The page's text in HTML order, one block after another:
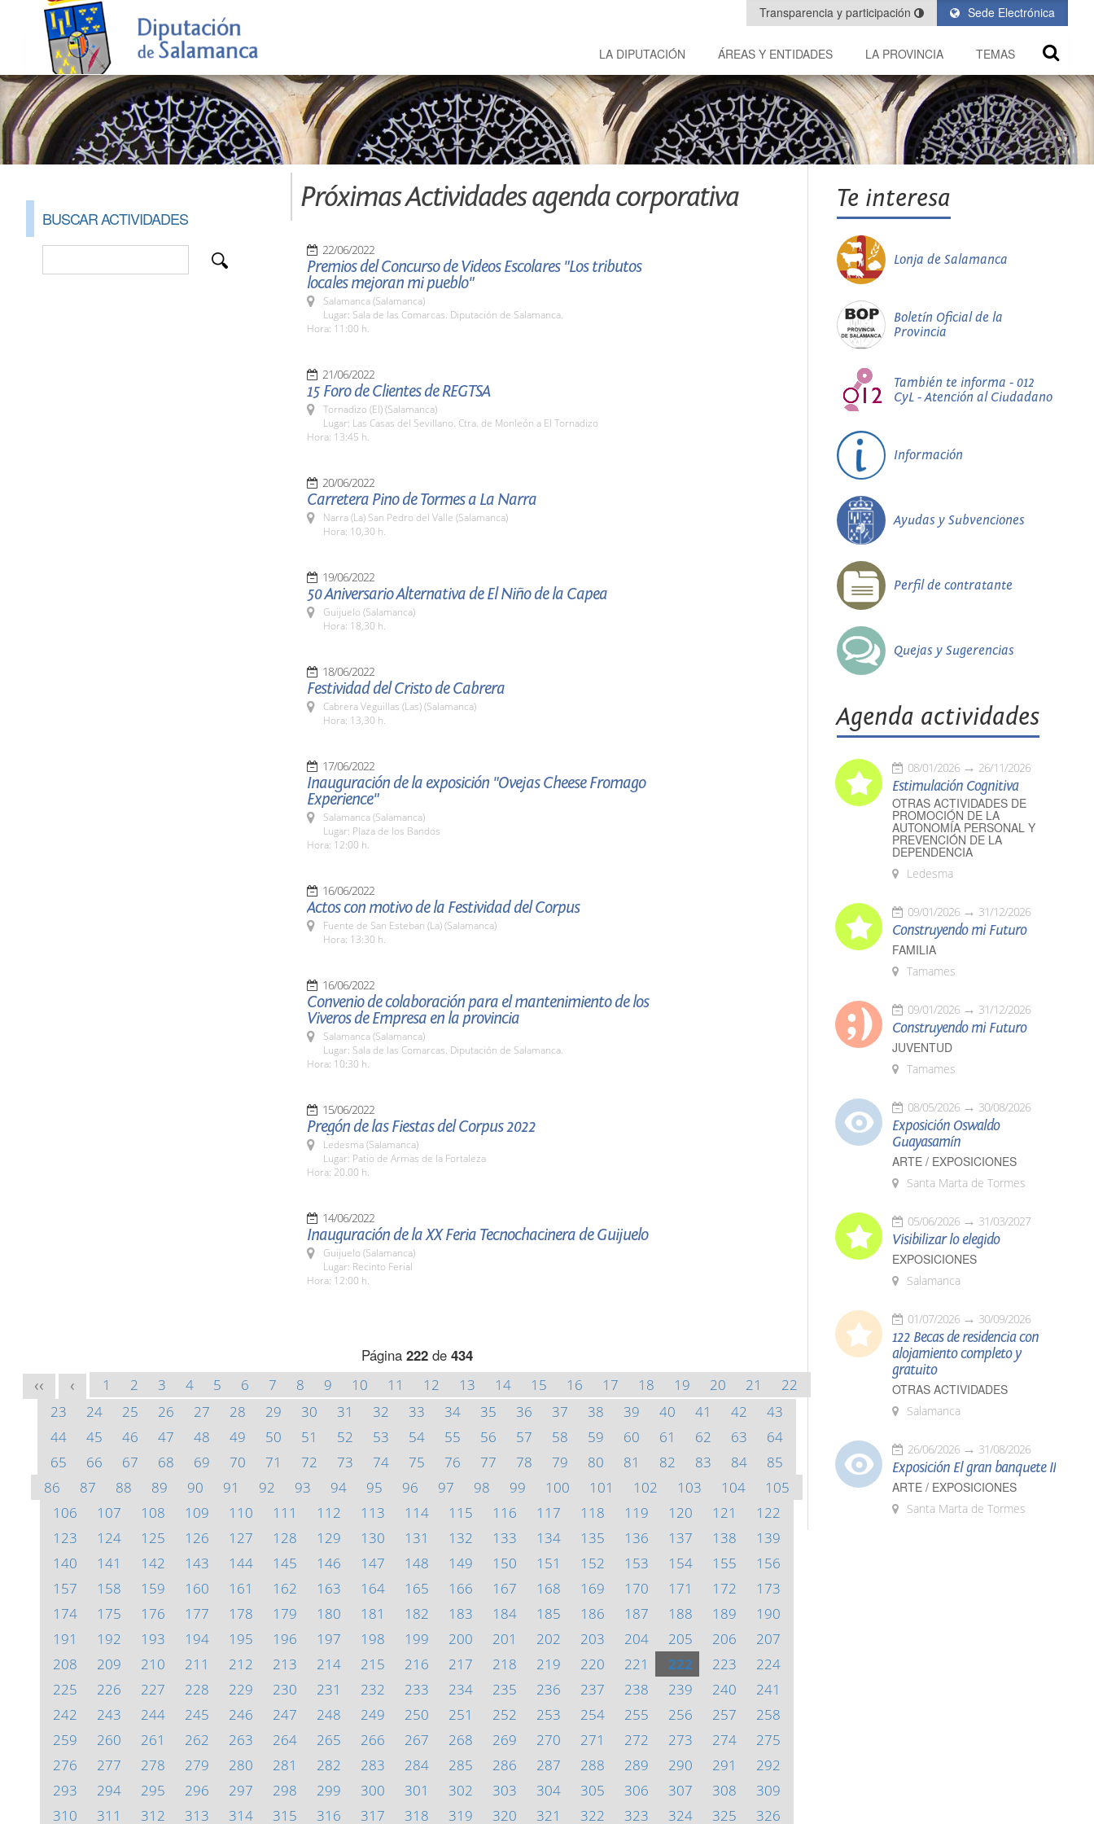
Sede Electrónica
Transparencia y participación
LA DIPUTACIÓN ÁREAS Y ENTIDADES LA PROVINCIA TEMAS
BUSCAR ACTIVIDADES
Próximas Actividades agenda corporativa
22/06/2022
Premios del Concurso de Videos Escolares "Los tributos
locales mejoran mi pueblo"
Salamanca (Salamanca)
Lugar: Sala de las Comarcas. Diputación de Salamanca.
Hora: 11:00 h.
21/06/2022
15 Foro de Clientes de REGTSA
Tornadizo (El) (Salamanca)
Lugar: Las Casas del Sevillano. Ctra. de Monleón a El Tornadizo
Hora: 13:45 h.
20/06/2022
Carretera Pino de Tormes a La Narra
Narra (La) San Pedro del Valle (Salamanca)
Hora: 10,30 h.
19/06/2022
50 Aniversario Alternativa de El Niño de la Capea
Guijuelo (Salamanca)
Hora: 18,30 h.
18/06/2022
Festividad del Cristo de Cabrera
Cabrera Veguillas (Las) (Salamanca)
Hora: 13,30 h.
17/06/2022
Inauguración de la exposición "Ovejas Cheese Fromago
Experience"
Salamanca (Salamanca)
Lugar: Plaza de los Bandos
Hora: 12:00 h.
16/06/2022
Actos con motivo de la Festividad del Corpus
Fuente de San Esteban (La) (Salamanca)
Hora: 13:30 h.
16/06/2022
Convenio de colaboración para el mantenimiento de los
Viveros de Empresa en la provincia
Salamanca (Salamanca)
Lugar: Sala de las Comarcas. Diputación de Salamanca.
Hora: 10:30 h.
15/06/2022
Pregón de las Fiestas del Corpus 2022
Ledesma (Salamanca)
Lugar: Patio de Armas de la Fortaleza
Hora: 20.00 h.
14/06/2022
Inauguración de la XX Feria Tecnochacinera de Guijuelo
Guijuelo (Salamanca)
Lugar: Recinto Ferial
Hora: 12:00 h.
Página 222de 434
<< < 1 2 3 4 5 6 7 8 9 10 11 12 13 14 15 16 17 18 19 20 21
22
23
24 25 26 27 28 29 30 31 32 33 34 35 36 37 38 39 40 41 42
43
44
45 46 47 48 49 50 51 52 53 54 55 56 57 58 59 60 61 62 63
64
65
66 67 68 69 70 71 72 73 74 75 76 77 78 79 80 81 82 83 84
85
86
87 88 89 90 91 92 93 94 95 96 97 98 99 100 101 102 103 104
105
106
107 108 109 110 111 112 113 114 115 116 117 118 119 120 121
122
123
124 125 126 127 128 129 130 131 132 133 134 135 136 137 138
139
140
141 142 143 144 145 146 147 148 149 150 151 152 153 154 155
156
157
158 159 160 161 162 163 164 165 166 167 168 169 170 171 172
173
174
175 176 177 178 179 180 181 182 183 184 185 186 187 188 189
190
191
192 193 194 195 196 197 198 199 200 201 202 203 204 205 206
207
208
209 210 211 212 213 214 215 216 217 218 219 220 221 222 223
224
225
226 227 228 229 230 231 232 233 234 235 236 237 238 239 240
241
242
243 244 245 246 247 248 249 250 251 252 253 254 255 256 257
258
259
260 261 262 263 264 265 266 267 268 269 270 271 272 273 274
275
276
277 278 279 280 281 282 283 284 285 286 287 288 289 290 291
292
293
294 295 296 297 298 299 300 301 302 303 304 305 306 307 308
309
310
311 312 313 314 315 316 317 318 319 320 321 322 323 324 325 326
Te interesa
Lonja de Salamanca
Boletín Oficial de la
Provincia
También te informa - 012
CyL - Atención al Ciudadano
Información
Ayudas y Subvenciones
Perfil de contratante
Quejas y Sugerencias
Agenda actividades
08/01/2026 26/11/2026
Estimulación Cognitiva
OTRAS ACTIVIDADES DE
PROMOCIÓN DE LA
AUTONOMÍA PERSONAL Y
PREVENCIÓN DE LA
DEPENDENCIA
Ledesma
09/01/2026 31/12/2026
Construyendo mi Futuro
FAMILIA
Tamames
09/01/2026 31/12/2026
Construyendo mi Futuro
JUVENTUD
Tamames
08/05/2026 30/08/2026
Exposición Oswaldo
Guayasamín
ARTE / EXPOSICIONES
Santa Marta de Tormes
05/06/2026 31/03/2027
Visibilizar lo elegido
EXPOSICIONES
Salamanca
01/07/2026 30/09/2026
122 Becas de residencia con
alojamiento completo y
gratuito
OTRAS ACTIVIDADES
Salamanca
26/06/2026 31/08/2026
Exposición El gran banquete II
ARTE / EXPOSICIONES
Santa Marta de Tormes